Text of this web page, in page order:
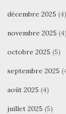
décembre 2025 (4)
novembre 2025 (4)
octobre 2025 (5)
septembre 2025
août 2025 (4)
juillet 2025 (5)